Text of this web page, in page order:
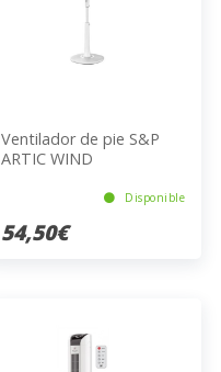
Ventilador de pie S&P
ARTIC WIND
Disponible
54,50€